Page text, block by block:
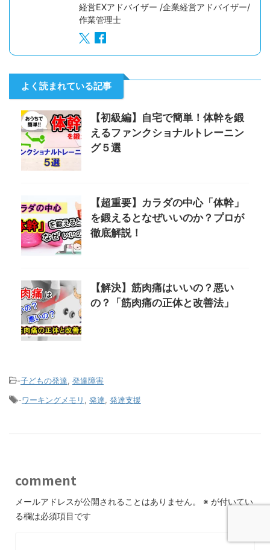
経営EXアドバイザー /企業経営アドバイザー/
作業管理士
よく読まれている記事
【初級編】自宅で簡単！体幹を鍛
えるファンクショナルトレーニン
グ５選
【超重要】カラダの中心「体幹」
を鍛えるとなぜいいのか？プロが
徹底解説！
【解決】筋肉痛はいいの？悪い
の？「筋肉痛の正体と改善法」
-子どもの発達 発達障害
-ワーキングメモリ 発達 発達支援
comment
メールアドレスが公開されることはありません。 ※ が付いてい
る欄は必須項目です